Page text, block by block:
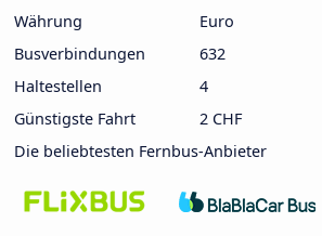
Währung
Euro
Busverbindungen
632
Haltestellen
4
Günstigste Fahrt
2 CHF
Die beliebtesten Fernbus-Anbieter